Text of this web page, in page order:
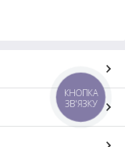
КНОПКА
ЗВ'ЯЗКУ